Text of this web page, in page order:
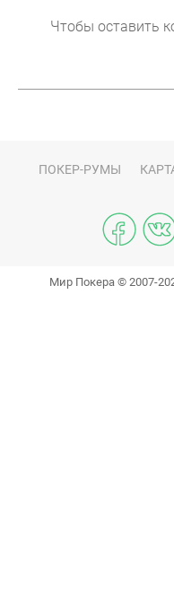
Чтобы оставить
ПОКЕР-РУМЫ
Мир Покера © 2007-